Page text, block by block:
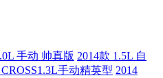
手动 帅真版 2014款 1.5L 自
手动精英型 2014